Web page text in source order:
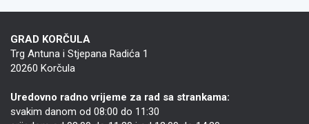
GRAD KORČULA
Trg Antuna i Stjepana Radića 1
20260 Korčula
Uredovno radno vrijeme za rad sa strankama:
svakim danom od 08:00 do 11:30